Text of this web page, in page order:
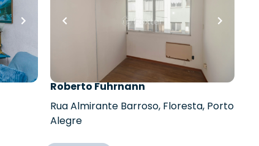
1vaga
260 quartos •1banheiro
Sala / Conjunto Comercial •
Edifício Centro Profissional
Roberto Fuhrnann
Rua Almirante Barroso, Floresta, Porto
Alegre